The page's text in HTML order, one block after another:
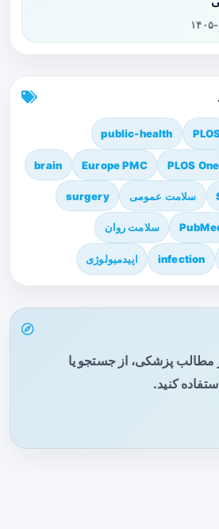
۱۷
public-health
PLOS One
Europe PMC
brain
سلامت عمومی surgery
سلامت روان
infection اپیدمیولوژی
مطالب پزشکی، از جستجو یا
کنید.